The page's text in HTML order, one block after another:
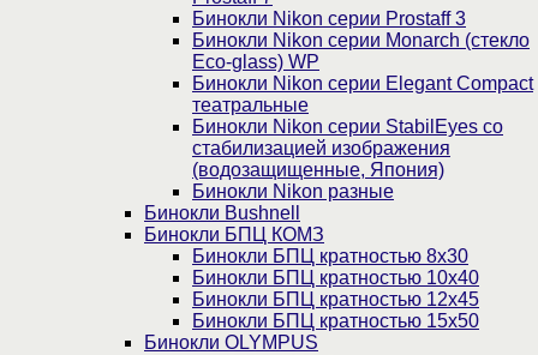
Бинокли Nikon серии Prostaff 3
Бинокли Nikon серии Monarch (стекло
Eco-glass) WP
Бинокли Nikon серии Elegant Compact
театральные
Бинокли Nikon серии StabilEyes со
стабилизацией изображения
(водозащищенные, Япония)
Бинокли Nikon разные
Бинокли Bushnell
Бинокли БПЦ КОМЗ
Бинокли БПЦ кратностью 8х30
Бинокли БПЦ кратностью 10х40
Бинокли БПЦ кратностью 12х45
Бинокли БПЦ кратностью 15х50
Бинокли OLYMPUS